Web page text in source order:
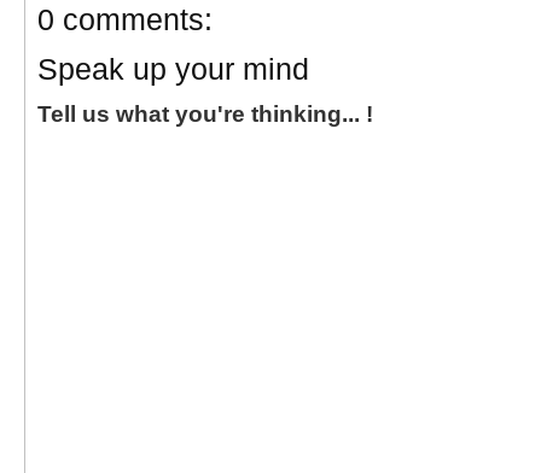
0 comments:
Speak up your mind
Tell us what you're thinking... !